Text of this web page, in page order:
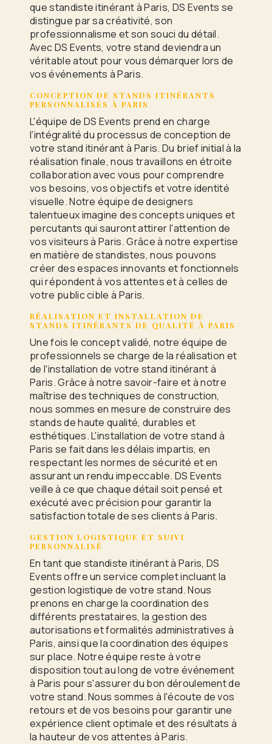
que standiste itinérant à Paris, DS Events se
distingue par sa créativité, son
professionnalisme et son souci du détail.
Avec DS Events, votre stand deviendra un
véritable atout pour vous démarquer lors de
vos événements à Paris.
CONCEPTION DE STANDS ITINÉRANTS
PERSONNALISÉS À PARIS
L'équipe de DS Events prend en charge
l'intégralité du processus de conception de
votre stand itinérant à Paris. Du brief initial à la
réalisation finale, nous travaillons en étroite
collaboration avec vous pour comprendre
vos besoins, vos objectifs et votre identité
visuelle. Notre équipe de designers
talentueux imagine des concepts uniques et
percutants qui sauront attirer l'attention de
vos visiteurs à Paris. Grâce à notre expertise
en matière de standistes, nous pouvons
créer des espaces innovants et fonctionnels
qui répondent à vos attentes et à celles de
votre public cible à Paris.
RÉALISATION ET INSTALLATION DE
STANDS ITINÉRANTS DE QUALITÉ À PARIS
Une fois le concept validé, notre équipe de
professionnels se charge de la réalisation et
de l'installation de votre stand itinérant à
Paris. Grâce à notre savoir-faire et à notre
maîtrise des techniques de construction,
nous sommes en mesure de construire des
stands de haute qualité, durables et
esthétiques. L'installation de votre stand à
Paris se fait dans les délais impartis, en
respectant les normes de sécurité et en
assurant un rendu impeccable. DS Events
veille à ce que chaque détail soit pensé et
exécuté avec précision pour garantir la
satisfaction totale de ses clients à Paris.
GESTION LOGISTIQUE ET SUIVI
PERSONNALISÉ
En tant que standiste itinérant à Paris, DS
Events offre un service complet incluant la
gestion logistique de votre stand. Nous
prenons en charge la coordination des
différents prestataires, la gestion des
autorisations et formalités administratives à
Paris, ainsi que la coordination des équipes
sur place. Notre équipe reste à votre
disposition tout au long de votre événement
à Paris pour s'assurer du bon déroulement de
votre stand. Nous sommes à l'écoute de vos
retours et de vos besoins pour garantir une
expérience client optimale et des résultats à
la hauteur de vos attentes à Paris.